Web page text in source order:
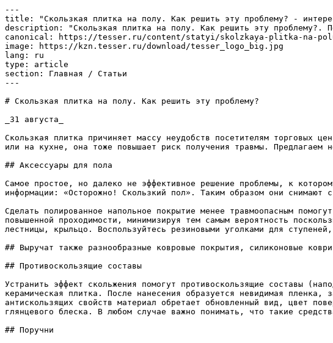
---
title: "Скользкая плитка на полу. Как решить эту проблему? -
description: "Скользкая плитка на полу. Как решить эту проблему?.
canonical: https://tesser.ru/content/statyi/skolzkaya-plitka-na-
image: https://kzn.tesser.ru/download/tesser_logo_big.jpg
lang: ru
type: article
section: Главная / Статьи
---
# Скользкая плитка на полу. Как решить эту проблему?
_31 августа_
Скользкая плитка причиняет массу неудобств посетителям торговых
или на кухне, она тоже повышает риск получения травмы. Предлагаем
## Аксессуары для пола
Самое простое, но далеко не эффективное решение проблемы, к
информации: «Осторожно! Скользкий пол». Таким образом они снимают
Сделать полированное напольное покрытие менее травмоопасным
повышенной проходимости, минимизируя тем самым вероятность
лестницы, крыльцо. Воспользуйтесь резиновыми уголками для
## Выручат также разнообразные ковровые покрытия, силиконовые
## Противоскользящие составы
Устранить эффект скольжения помогут противоскользящие составы
керамическая плитка. После нанесения образуется невидимая пленка,
антискользящих свойств материал обретает обновленный вид, цвет
глянцевого блеска. В любом случае важно понимать, что такие
## Поручни